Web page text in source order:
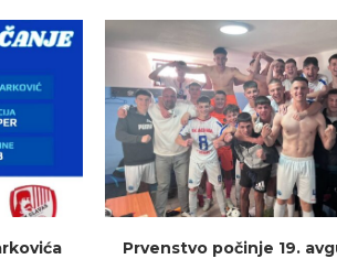
Prvenstvo počinje 19.